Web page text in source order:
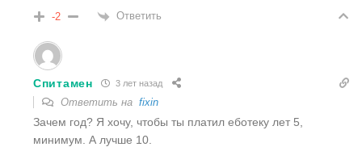
-2 Ответить
Спитамен 3 лет назад
Ответить на fixin
Зачем год? Я хочу, чтобы ты платил еботеку лет 5,
минимум. А лучше 10.